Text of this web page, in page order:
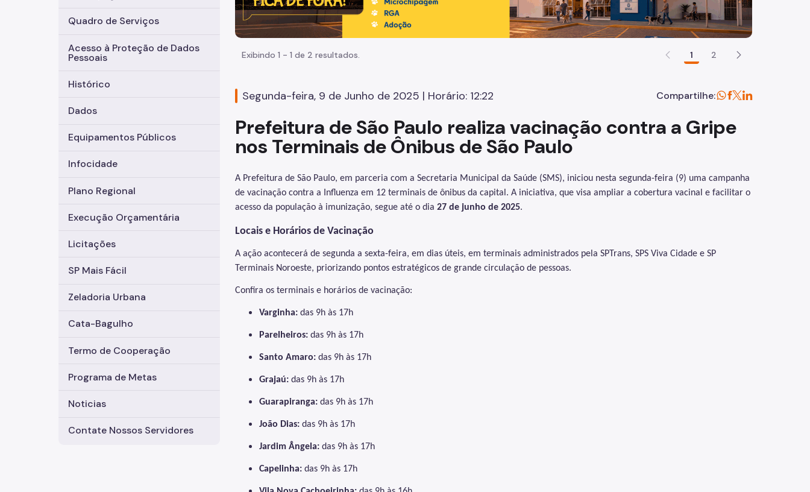
Quadro de Serviços
Acesso à Proteção de Dados
Pessoais
Histórico
Dados
Equipamentos Públicos
Infocidade
Plano Regional
Execução Orçamentária
Licitações
SP Mais Fácil
Zeladoria Urbana
Cata-Bagulho
Termo de Cooperação
Programa de Metas
Noticias
Contate Nossos Servidores
Exibindo 1 - 1 de 2 resultados. 1 2
Segunda-feira, 9 de Junho de 2025 | Horário: 12:22 Compartilhe:
Prefeitura de São Paulo realiza vacinação contra a Gripe
nos Terminais de Ônibus de São Paulo
A Prefeitura de São Paulo, em parceria com a Secretaria Municipal da Saúde (SMS), iniciou nesta segunda-feira (9) uma campanha
de vacinação contra a Influenza em 12 terminais de ônibus da capital. A iniciativa, que visa ampliar a cobertura vacinal e facilitar o
acesso da população à imunização, segue até o dia 27 de junho de 2025.
Locais e Horários de Vacinação
A ação acontecerá de segunda a sexta-feira, em dias úteis, em terminais administrados pela SPTrans, SPS Viva Cidade e SP
Terminais Noroeste, priorizando pontos estratégicos de grande circulação de pessoas.
Confira os terminais e horários de vacinação:
Varginha: das 9h às 17h
Parelheiros: das 9h às 17h
Santo Amaro: das 9h às 17h
Grajaú: das 9h às 17h
Guarapiranga: das 9h às 17h
João Dias: das 9h às 17h
Jardim Ângela: das 9h às 17h
Capelinha: das 9h às 17h